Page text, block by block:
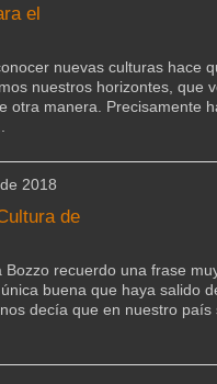
el
nuevas culturas hace
nuestros horizontes, que
otra manera. Precisamente
2018
de
Bozzo recuerdo una frase
buena que haya salido
decía que en nuestro país